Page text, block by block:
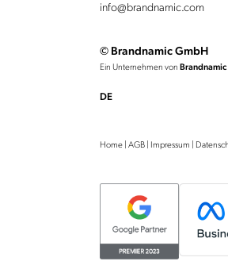
info@brandnamic.com
© Brandnamic GmbH
Ein Unternehmen von
DE
Home| AGB| Impressum